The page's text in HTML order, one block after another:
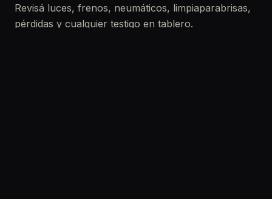
Revisá luces, frenos, neumáticos, limpiaparabrisas,
pérdidas y cualquier testigo en tablero.